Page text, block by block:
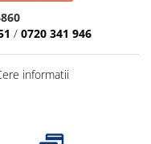
/ 0720 341 946
informatii